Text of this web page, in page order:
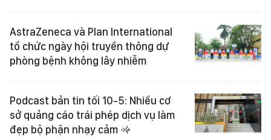
AstraZeneca và Plan International
tổ chức ngày hội truyền thông dự
phòng bệnh không lây nhiễm
Podcast bản tin tối 10-5: Nhiều cơ
sở quảng cáo trái phép dịch vụ làm
đẹp bộ phận nhạy cảm